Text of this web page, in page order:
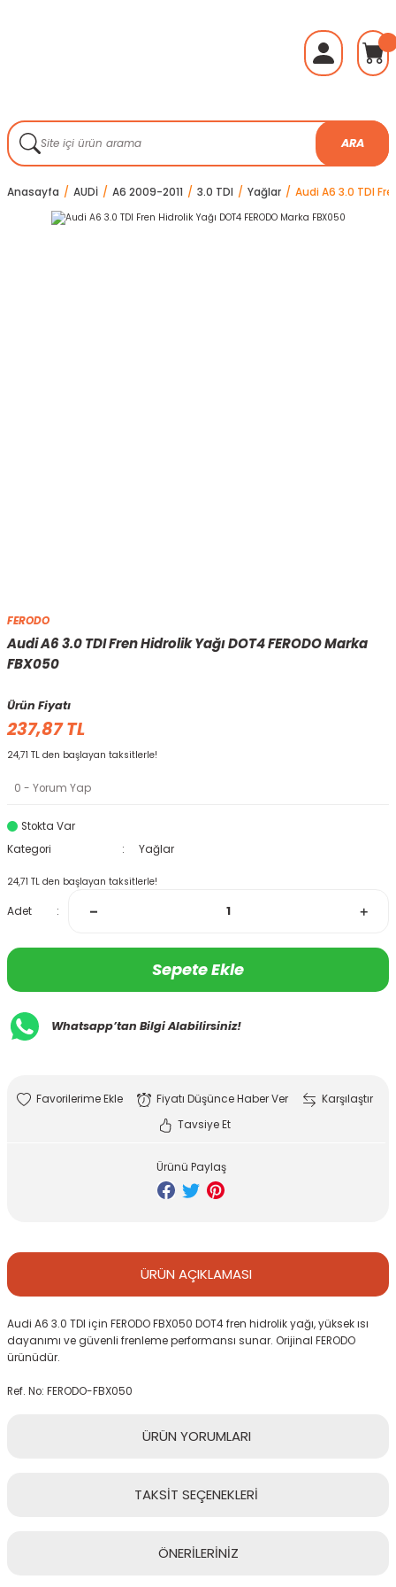
ARA
Anasayfa AUDİ A6 2009-2011 3.0 TDI Yağlar Audi A6 3.0 TDI
FERODO
Audi A6 3.0 TDI Fren Hidrolik Yağı DOT4 FERODO Marka
FBX050
Ürün Fiyatı
237,87 TL
24,71 TL den başlayan taksitlerle!
0 - Yorum Yap
Stokta Var
Kategori
Yağlar
24,71 TL den başlayan taksitlerle!
Adet
Sepete Ekle
Whatsapp’tan Bilgi Alabilirsiniz!
Fiyatı Düşünce Haber Ver
Karşılaştır
Tavsiye Et
Ürünü Paylaş
ÜRÜN AÇIKLAMASI
Audi A6 3.0 TDI için FERODO FBX050 DOT4 fren hidrolik yağı, yüksek ısı
dayanımı ve güvenli frenleme performansı sunar. Orijinal FERODO
ürünüdür.
Ref. No: FERODO-FBX050
ÜRÜN YORUMLARI
TAKSİT SEÇENEKLERİ
ÖNERİLERİNİZ